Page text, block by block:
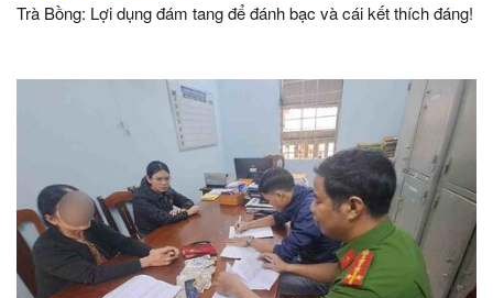
Trà Bồng: Lợi dụng đám tang để đánh bạc và cái kết thích đáng!